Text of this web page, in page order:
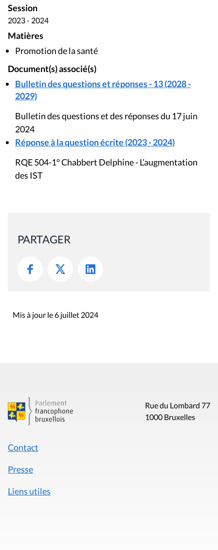
Session
2023 - 2024
Matières
Promotion de la santé
Document(s) associé(s)
Bulletin des questions et réponses - 13 (2028 -
2029)
Bulletin des questions et des réponses du 17 juin
2024
Réponse à la question écrite (2023 - 2024)
RQE 504-1° Chabbert Delphine - L’augmentation
des IST
PARTAGER
Mis à jour le 6 juillet 2024
Rue du Lombard 77
1000 Bruxelles
Contact
Presse
Liens utiles